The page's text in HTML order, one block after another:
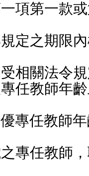
項第一款
定之期限
相關法令
任教師年
專任教師
專任教師